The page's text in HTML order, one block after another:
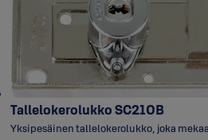
Tallelokerolukko SC210B
Yksipesäinen tallelokerolukko, joka